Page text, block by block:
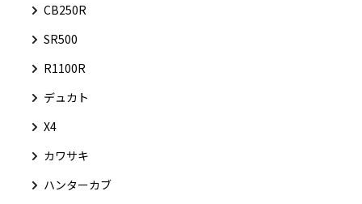
CB250R
SR500
R1100R
デュカト
X4
カワサキ
ハンターカブ